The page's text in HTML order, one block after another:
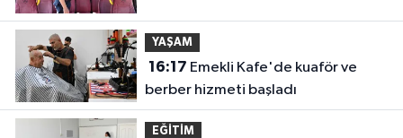
YAŞAM
16:17
berber hizmeti başladı
EĞİTİM